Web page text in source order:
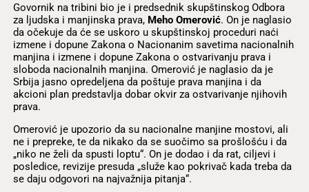
Govornik na tribini bio je i predsednik skupštinskog Odbora
za ljudska i manjinska prava, Meho Omerović. On je naglasio
da očekuje da će se uskoro u skupštinskoj proceduri naći
izmene i dopune Zakona o Nacionanim savetima nacionalnih
manjina i izmene i dopune Zakona o ostvarivanju prava i
sloboda nacionalnih manjina. Omerović je naglasio da je
Srbija jasno opredeljena da poštuje prava manjina i da
akcioni plan predstavlja dobar okvir za ostvarivanje njihovih
prava.
Omerović je upozorio da su nacionalne manjine mostovi, ali
ne i prepreke, te da nikako da se suočimo sa prošlošću i da
„niko ne želi da spusti loptu“. On je dodao i da rat, ciljevi i
posledice, revizije presuda „služe kao pokrivač kada treba da
se daju odgovori na najvažnija pitanja“.